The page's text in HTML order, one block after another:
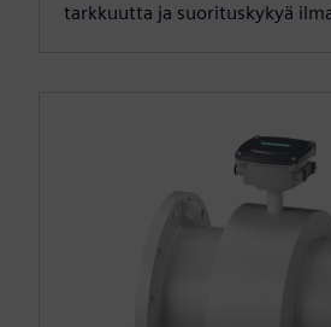
tarkkuutta ja suorituskykyä